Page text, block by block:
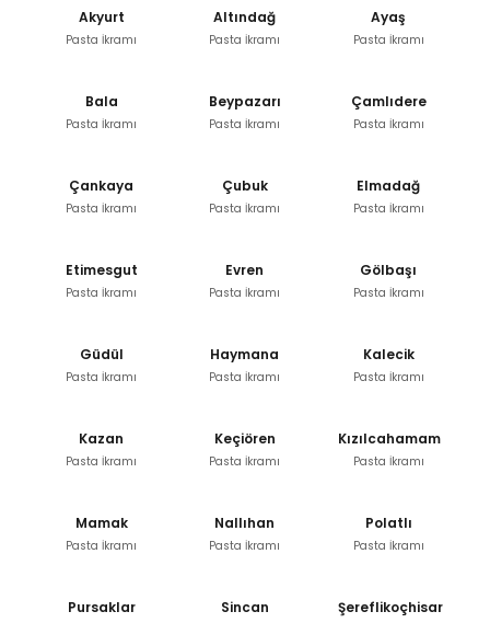
Akyurt
Pasta İkramı
Altındağ
Pasta İkramı
Ayaş
Pasta İkramı
Bala
Pasta İkramı
Beypazarı
Pasta İkramı
Çamlıdere
Pasta İkramı
Çankaya
Pasta İkramı
Çubuk
Pasta İkramı
Elmadağ
Pasta İkramı
Etimesgut
Pasta İkramı
Evren
Pasta İkramı
Gölbaşı
Pasta İkramı
Güdül
Pasta İkramı
Haymana
Pasta İkramı
Kalecik
Pasta İkramı
Kazan
Pasta İkramı
Keçiören
Pasta İkramı
Kızılcahamam
Pasta İkramı
Mamak
Pasta İkramı
Nallıhan
Pasta İkramı
Polatlı
Pasta İkramı
Pursaklar Sincan Şereflikoçhisar